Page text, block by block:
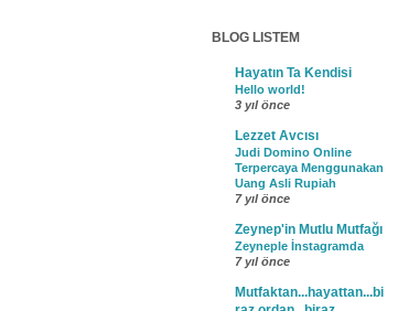
BLOG LISTEM
Hayatın Ta Kendisi
Hello world!
3 yıl önce
Lezzet Avcısı
Judi Domino Online
Terpercaya Menggunakan
Uang Asli Rupiah
7 yıl önce
Zeynep'in Mutlu Mutfağı
Zeyneple İnstagramda
7 yıl önce
Mutfaktan...hayattan...bi